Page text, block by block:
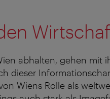
abhalten, gehen mit
dieser
Wiens Rolle als